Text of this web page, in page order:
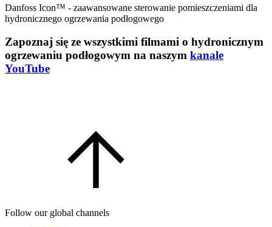
Danfoss Icon™ - zaawansowane sterowanie pomieszczeniami dla
hydronicznego ogrzewania podłogowego
Zapoznaj się ze wszystkimi filmami o hydronicznym
ogrzewaniu podłogowym na naszym kanale
YouTube
Follow our global channels